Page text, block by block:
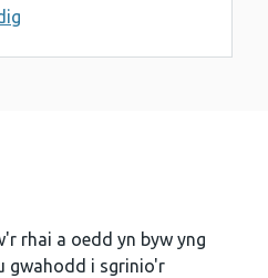
rhai a oedd yn byw yng
gwahodd i sgrinio'r